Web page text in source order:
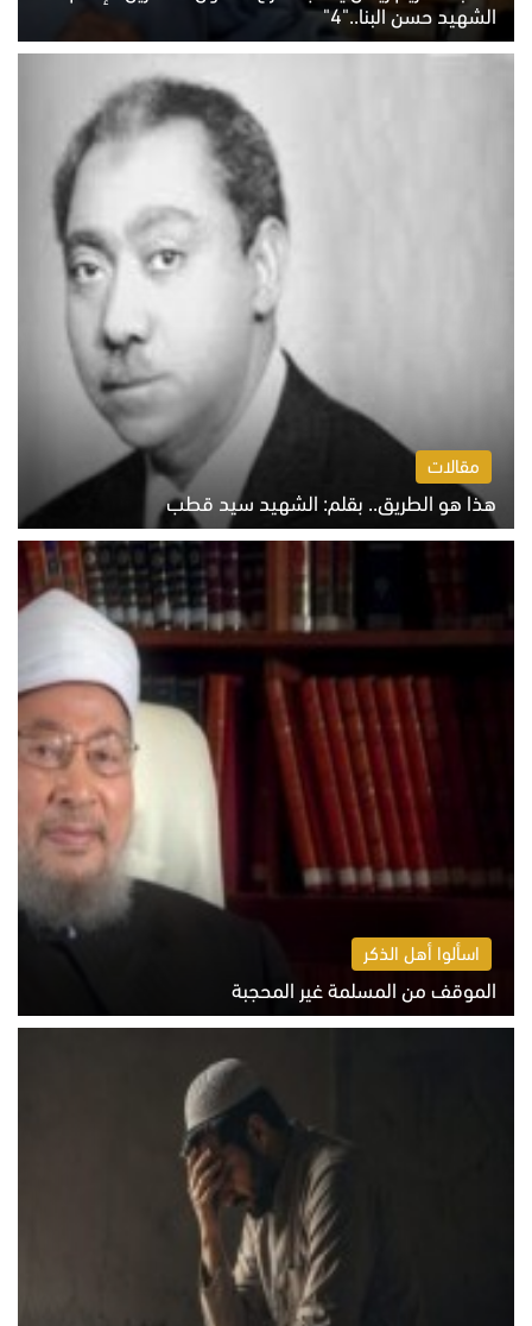
الشهيد حسن البنا.."4"
الخميس 6 أغسطس 2026 10:27 ص
مقالات
هذا هو الطريق.. بقلم: الشهيد سيد قطب
الخميس 6 أغسطس 2026 10:52 ص
اسألوا أهل الذكر
الموقف من المسلمة غير المحجبة
الخميس 6 أغسطس 2026 10:45 ص